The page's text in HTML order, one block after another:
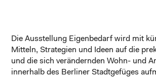
Die Ausstellung Eigenbedarfwird mit
Mitteln, Strategien und Ideen auf die
und die sich verändernden Wohn- und
innerhalb des Berliner Stadtgefüges